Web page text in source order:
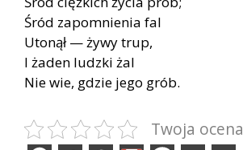
Śród zapomnienia fal
Utonął — żywy trup,
I żaden ludzki żal
Nie wie, gdzie jego grób.
Twoja ocena